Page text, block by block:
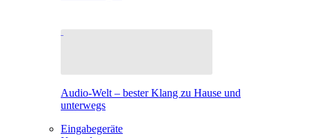
Audio-Welt – bester Klang zu Hause und
unterwegs
Eingabegeräte